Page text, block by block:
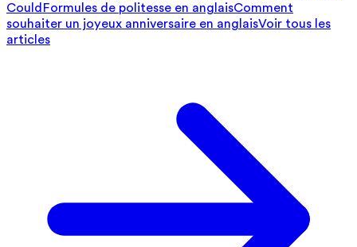
Could Formules de politesse en anglaisComment
souhaiter un joyeux anniversaire en anglaisVoir tous les
articles